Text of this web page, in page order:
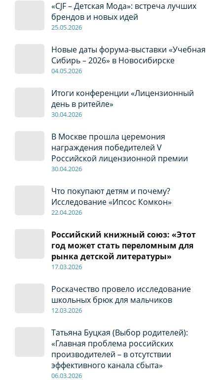
«CJF – Детская Мода»: встреча лучших
брендов и новых идей
25.05.2026
Новые даты форума-выставки «Учебная
Сибирь – 2026» в Новосибирске
04.05.2026
Итоги конференции «Лицензионный
день в ритейле»
30.04.2026
В Москве прошла церемония
награждения победителей V
Российской лицензионной премии
30.04.2026
Что покупают детям и почему?
Исследование «Ипсос Комкон»
22.04.2026
Российский книжный союз: «Этот
год может стать переломным для
рынка детской литературы»
17.03.2026
Роскачество провело исследование
школьных брюк для мальчиков
12.03.2026
Татьяна Буцкая (Выбор родителей):
«Главная проблема российских
производителей – в отсутствии
эффективного канала сбыта»
06.03.2026